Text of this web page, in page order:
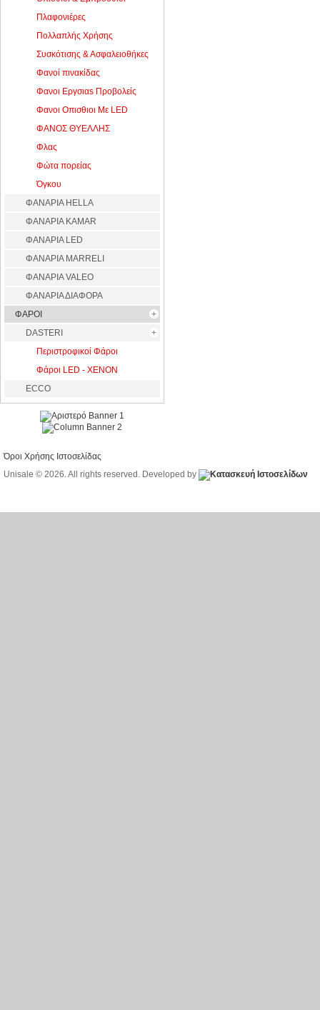
Πλαφονιέρες
Πολλαπλής Χρήσης
Συσκότισης & Ασφαλειοθήκες
Φανοί πινακίδας
Φανοι Εργσιαs Προβολείς
Φανοι Οπισθιοι Με LED
ΦΑΝΟΣ ΘΥΕΛΛΗΣ
Φλας
Φώτα πορείας
Όγκου
ΦΑΝΑΡΙΑ HELLA
ΦΑΝΑΡΙΑ KAMAR
ΦΑΝΑΡΙΑ LED
ΦΑΝΑΡΙΑ MARRELI
ΦΑΝΑΡΙΑ VALEO
ΦΑΝΑΡΙΑ ΔΙΑΦΟΡΑ
ΦΑΡΟΙ
DASTERI
Περιστροφικοί Φάροι
Φάροι LED - XENON
ECCO
Όροι Χρήσης Ιστοσελίδας
Unisale © 2026. All rights reserved. Developed by